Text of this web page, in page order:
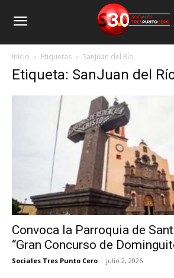
Inicio Etiquetas SanJuan del Río
Etiqueta: SanJuan del
Convoca la Parroquia de
“Gran Concurso de
Sociales Tres Punto Cero - julio 2, 2026